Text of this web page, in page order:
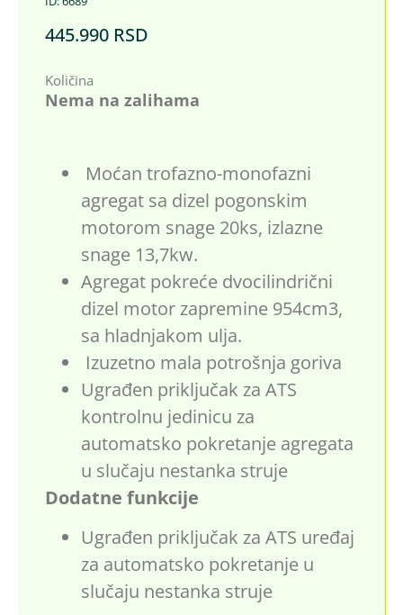
445.990 RSD
Količina
Nema na zalihama
Moćan trofazno-monofazni
agregat sa dizel pogonskim
motorom snage 20ks, izlazne
snage 13,7kw.
Agregat pokreće dvocilindrični
dizel motor zapremine 954cm3,
sa hladnjakom ulja.
Izuzetno mala potrošnja goriva
Ugrađen priključak za ATS
kontrolnu jedinicu za
automatsko pokretanje agregata
u slučaju nestanka struje
Dodatne funkcije
Ugrađen priključak za ATS uređaj
za automatsko pokretanje u
slučaju nestanka struje